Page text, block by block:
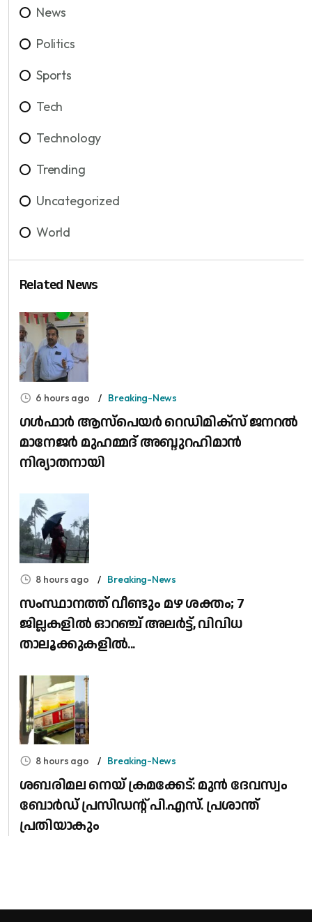
News
Politics
Sports
Tech
Technology
Trending
Uncategorized
World
Related News
6 hours ago Breaking-News
​ഗൾഫാർ ആസ്പെയർ റെഡിമിക്സ് ജനറൽ
മാനേജർ മുഹമ്മദ് അബ്ദുറഹിമാൻ
നിര്യാതനായി
8 hours ago Breaking-News
സംസ്ഥാനത്ത് വീണ്ടും മഴ ശക്തം; 7
ജില്ലകളിൽ ഓറഞ്ച് അലർട്ട്, വിവിധ
താലൂക്കുകളിൽ...
8 hours ago Breaking-News
ശബരിമല നെയ് ക്രമക്കേട്: മുൻ ദേവസ്വം
ബോർഡ് പ്രസിഡന്റ് പി.എസ്. പ്രശാന്ത്
പ്രതിയാകും